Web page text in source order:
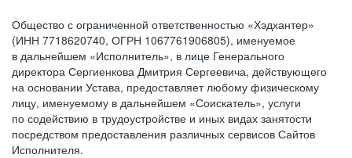
Общество с ограниченной ответственностью «Хэдхантер»
(ИНН 7718620740, ОГРН 1067761906805), именуемое
в дальнейшем «Исполнитель», в лице Генерального
директора Сергиенкова Дмитрия Сергеевича, действующего
на основании Устава, предоставляет любому физическому
лицу, именуемому в дальнейшем «Соискатель», услуги
по содействию в трудоустройстве и иных видах занятости
посредством предоставления различных сервисов Сайтов
Исполнителя.